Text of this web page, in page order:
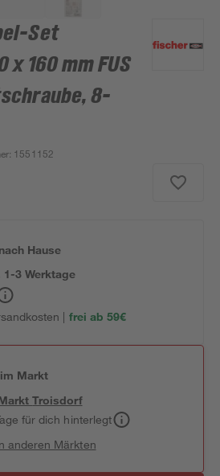
Set
x 160 mm FUS
8-
: 1551152
Hause
1-3 Werktage
| frei ab 59€
Markt
Troisdorf
für dich hinterlegt
anderen Märkten